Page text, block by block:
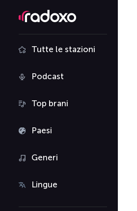
Tutte le stazioni
Podcast
Top brani
Paesi
Generi
Lingue